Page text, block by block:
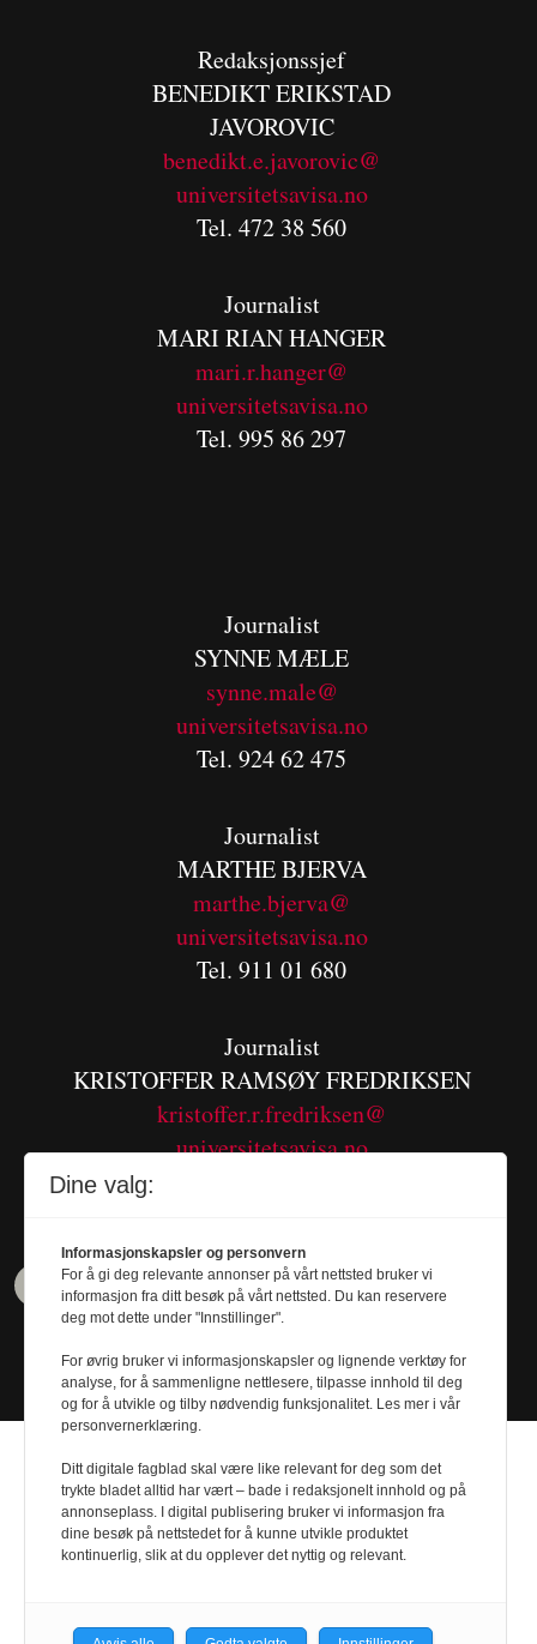
Redaksjonssjef
BENEDIKTERIKSTAD
JAVOROVIC
benedikt.e.javorovic@
universitetsavisa.no
Tel. 472 38 560
Journalist
MARI RIAN HANGER
mari.r.hanger@
universitetsavisa.no
Tel. 995 86 297
Journalist
SYNNE MÆLE
synne.male@
universitetsavisa.no
Tel. 924 62 475
Journalist
MARTHE BJERVA
marthe.bjerva@
universitetsavisa.no
Tel. 911 01 680
Journalist
KRISTOFFER RAMSØY FREDRIKSEN
kristoffer.r.fredriksen@
universitetsavisa.no
Design byNordström Design- Powered by
Dine valg:
Informasjonskapsler og personvern
For å gi deg relevante annonser på vårt nettsted bruker vi
informasjon fra ditt besøk på vårt nettsted. Du kan reservere
deg mot dette under "Innstillinger".
For øvrig bruker vi informasjonskapsler og lignende verktøy for
analyse, for å sammenligne nettlesere, tilpasse innhold til deg
og for å utvikle og tilby nødvendig funksjonalitet. Les mer i vår
personvernerklæring.
Ditt digitale fagblad skal være like relevant for deg som det
trykte bladet alltid har vært – bade i redaksjonelt innhold og på
annonseplass. I digital publisering bruker vi informasjon fra
dine besøk på nettstedet for å kunne utvikle produktet
kontinuerlig, slik at du opplever det nyttig og relevant.